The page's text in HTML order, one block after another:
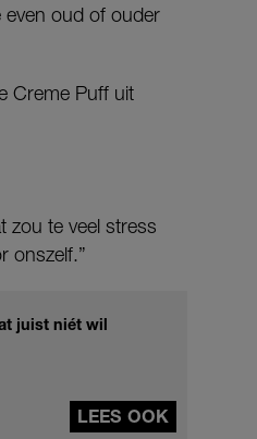
even oud of ouder
Creme Puff uit
zou te veel stress
onszelf.”
juist niét wil
LEES OOK